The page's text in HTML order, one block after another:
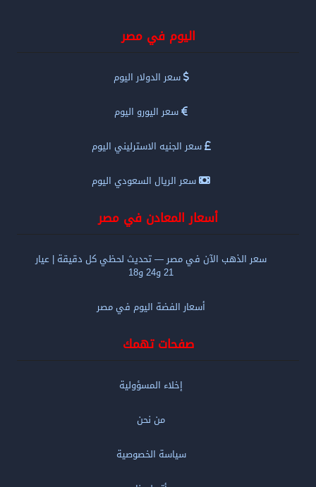
اليوم في مصر
سعر الدولار اليوم
سعر اليورو اليوم
سعر الجنيه الاسترليني اليوم
سعر الريال السعودي اليوم
أسعار المعادن في مصر
سعر الذهب الآن في مصر — تحديث لحظي كل دقيقة | عيار
21 و24 و18
أسعار الفضة اليوم في مصر
صفحات تهمك
إخلاء المسؤولية
من نحن
سياسة الخصوصية